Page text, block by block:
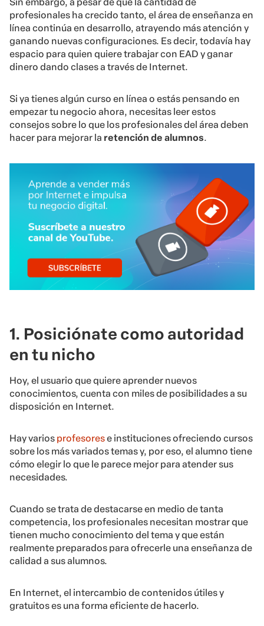
Sin embargo, a pesar de que la cantidad de
profesionales ha crecido tanto, el área de enseñanza en
línea continúa en desarrollo, atrayendo más atención y
ganando nuevas configuraciones. Es decir, todavía hay
espacio para quien quiere trabajar con EAD y ganar
dinero dando clases a través de Internet.
Si ya tienes algún curso en línea o estás pensando en
empezar tu negocio ahora, necesitas leer estos
consejos sobre lo que los profesionales del área deben
hacer para mejorar la retención de alumnos.
1. Posiciónate como autoridad
en tu nicho
Hoy, el usuario que quiere aprender nuevos
conocimientos, cuenta con miles de posibilidades a su
disposición en Internet.
Hay varios profesorese instituciones ofreciendo cursos
sobre los más variados temas y, por eso, el alumno tiene
cómo elegir lo que le parece mejor para atender sus
necesidades.
Cuando se trata de destacarse en medio de tanta
competencia, los profesionales necesitan mostrar que
tienen mucho conocimiento del tema y que están
realmente preparados para ofrecerle una enseñanza de
calidad a sus alumnos.
En Internet, el intercambio de contenidos útiles y
gratuitos es una forma eficiente de hacerlo.